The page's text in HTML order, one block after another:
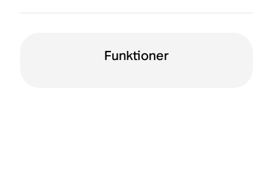
Funktioner